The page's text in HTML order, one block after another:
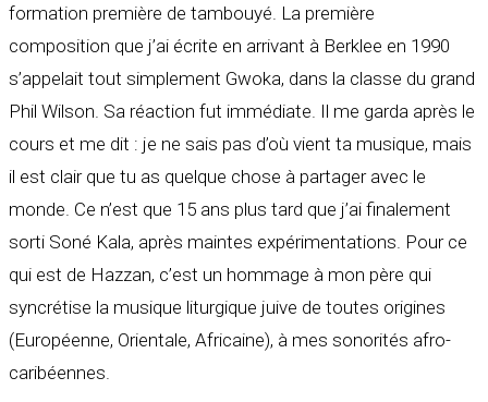
formation première de tambouyé. La première
composition que j’ai écrite en arrivant à Berklee en 1990
s’appelait tout simplement Gwoka, dans la classe du grand
Phil Wilson. Sa réaction fut immédiate. Il me garda après le
cours et me dit : je ne sais pas d’où vient ta musique, mais
il est clair que tu as quelque chose à partager avec le
monde. Ce n’est que 15 ans plus tard que j’ai finalement
sorti Soné Kala, après maintes expérimentations. Pour ce
qui est de Hazzan, c’est un hommage à mon père qui
syncrétise la musique liturgique juive de toutes origines
(Européenne, Orientale, Africaine), à mes sonorités afro-
caribéennes.